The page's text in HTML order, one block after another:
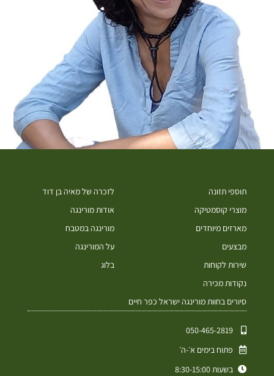
תוספי תזונה
מוצרי קוסמטיקה
מארזים מיוחדים
מבצעים
שירות לקוחות
נקודות מכירה
סיורים בחוות מורינגה ישראל כפר חיים
לזכרה של מאיה בן דוד
אודות מורינגה
מורינגה במטבח
על המורינגה
בלוג
050-465-2819⁩
פתוח בימים א׳-ה׳
בשעות 8:30-15:00